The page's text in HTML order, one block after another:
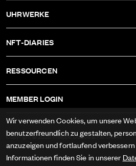
DBF009
DBF007
DBF004
DBF002
DBF001
UHRWERKE
KALIBER RECORD 1959-2
KALIBER AS-1895
NFT-DIARIES
RESSOURCEN
AGB
DATENSCHUTZ
MEDIEN
MEMBER LOGIN
Copyright © 2026 Philippe DuBois & Fils SA. All
rights reserved.
Wir verwenden Cookies, um unsere
benutzerfreundlich zu gestalten,
anzuzeigen und fortlaufend
Informationen finden Sie in unserer